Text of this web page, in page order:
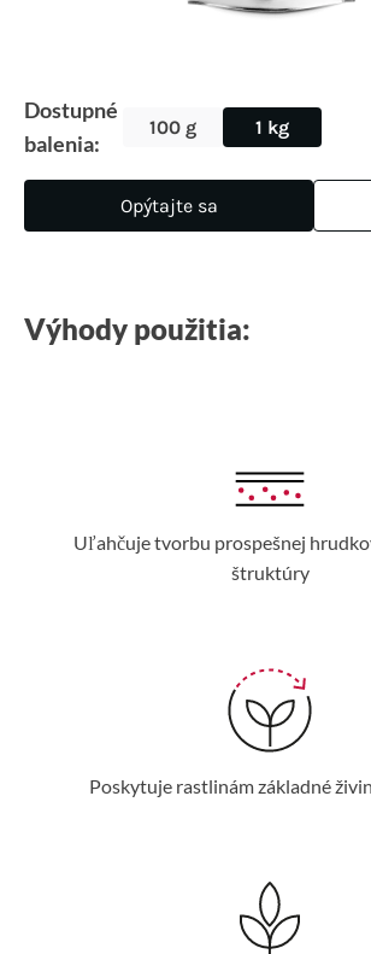
Dostupné
balenia:
100 g 1 kg
Opýtajte sa
Výhody použitia:
Uľahčuje tvorbu prospešnej
štruktúry
Poskytuje rastlinám základné